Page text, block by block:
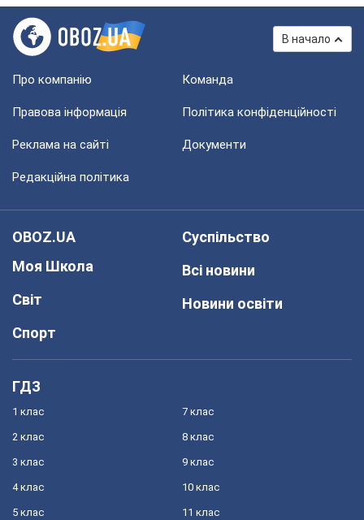
В начало
Про компанію Команда
Правова інформація Політика конфіденційності
Реклама на сайті Документи
Редакційна політика
OBOZ.UA
Моя Школа
Світ
Спорт
Суспільство
Всі новини
Новини освіти
ГДЗ
1 клас
2 клас
3 клас
4 клас
5 клас
7 клас
8 клас
9 клас
10 клас
11 клас